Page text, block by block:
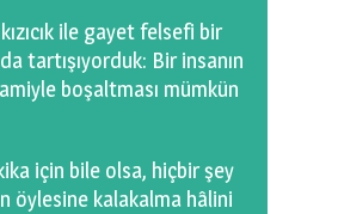
Yazın
ile gayet felsefi bir
tartışıyorduk: Bir insanın
boşaltması mümkün
için bile olsa, hiçbir şey
öylesine kalakalma hâlini